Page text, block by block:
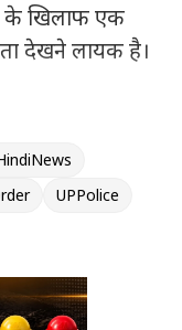
के खिलाफ एक
देखने लायक है।
खड़े किये जा रहे
के परिवार वालों
चौहान की हत्या
को दो हिस्सों में
होना चाहिए।
UPPolice